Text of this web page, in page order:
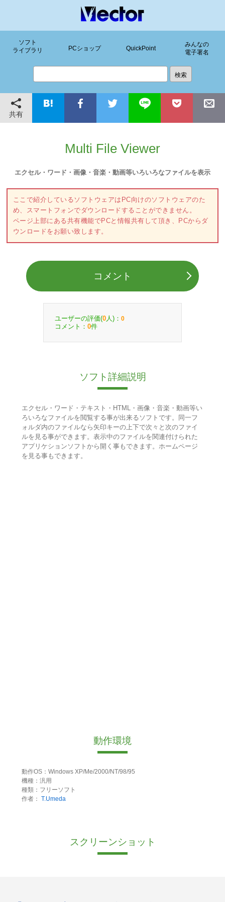
ソフト
ライブラリ
PCショップ QuickPoint
みんなの
電子署名
共有
Multi File Viewer
エクセル・ワード・画像・音楽・動画等いろいろなファイルを表示
ここで紹介しているソフトウェアはPC向けのソフトウェアのた
め、スマートフォンでダウンロードすることができません。
ページ上部にある共有機能でPCと情報共有して頂き、PCからダ
ウンロードをお願い致します。
コメント
ユーザーの評価(0 人)： 0
コメント： 0件
ソフト詳細説明
エクセル・ワード・テキスト・HTML・画像・音楽・動画等い
ろいろなファイルを閲覧する事が出来るソフトです。同一フ
ォルダ内のファイルなら矢印キーの上下で次々と次のファイ
ルを見る事ができます。表示中のファイルを関連付けられた
アプリケションソフトから開く事もできます。ホームページ
を見る事もできます。
動作環境
動作OS：Windows XP/Me/2000/NT/98/95
機種：汎用
種類：フリーソフト
作者： T.Umeda
スクリーンショット